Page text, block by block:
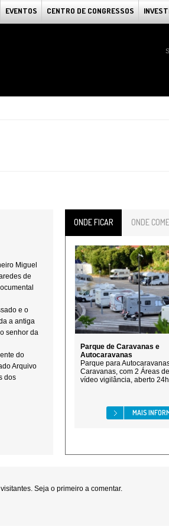
EVENTOS CENTRO DE CONGRESSOS
Miguel
de
e o
a antiga
senhor da
do
Arquivo
dos
ONDE FICAR ONDE
Parque de Caravanas e
Autocaravanas
Parque para
Caravanas, com 2 Áreas
vídeo vigilância, aberto
MAIS
Seja o primeiro a comentar.